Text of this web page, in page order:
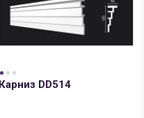
Карниз DD514